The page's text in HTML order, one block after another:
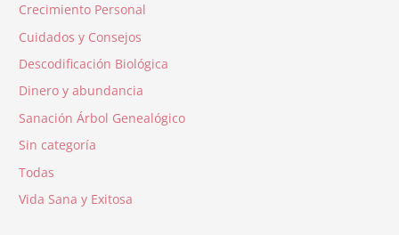
Crecimiento Personal
Cuidados y Consejos
Descodificación Biológica
Dinero y abundancia
Sanación Árbol Genealógico
Sin categoría
Todas
Vida Sana y Exitosa